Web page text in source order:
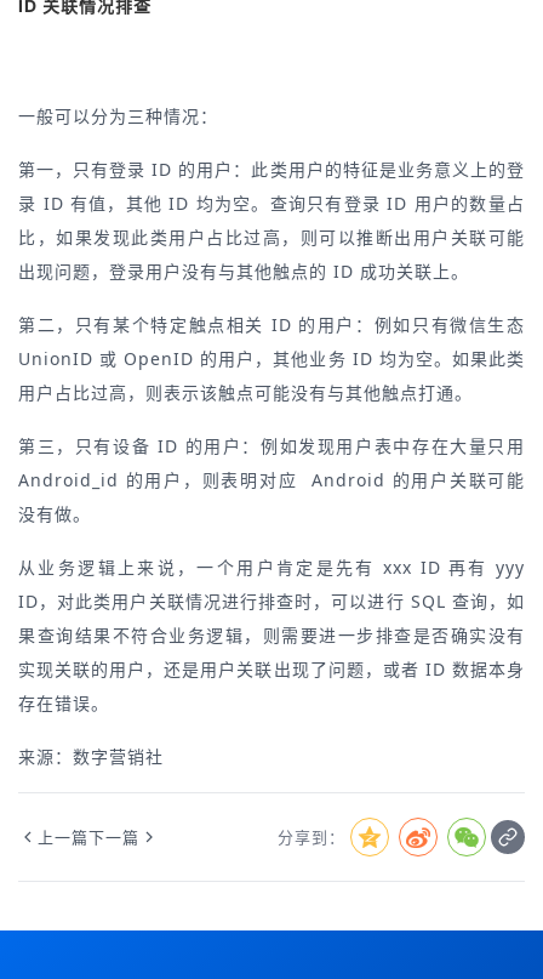
ID 关联情况排查
一般可以分为三种情况：
第一，只有登录 ID 的用户：此类用户的特征是业务意义上的登
录 ID 有值，其他 ID 均为空。查询只有登录 ID 用户的数量占
比，如果发现此类用户占比过高，则可以推断出用户关联可能
出现问题，登录用户没有与其他触点的 ID 成功关联上。
第二，只有某个特定触点相关 ID 的用户：例如只有微信生态
UnionID 或 OpenID 的用户，其他业务 ID 均为空。如果此类
用户占比过高，则表示该触点可能没有与其他触点打通。
第三，只有设备 ID 的用户：例如发现用户表中存在大量只用
Android_id 的用户，则表明对应 Android 的用户关联可能
没有做。
从业务逻辑上来说，一个用户肯定是先有 xxx ID 再有 yyy
ID，对此类用户关联情况进行排查时，可以进行 SQL 查询，如
果查询结果不符合业务逻辑，则需要进一步排查是否确实没有
实现关联的用户，还是用户关联出现了问题，或者 ID 数据本身
存在错误。
来源：数字营销社
上一篇下一篇 分享到：